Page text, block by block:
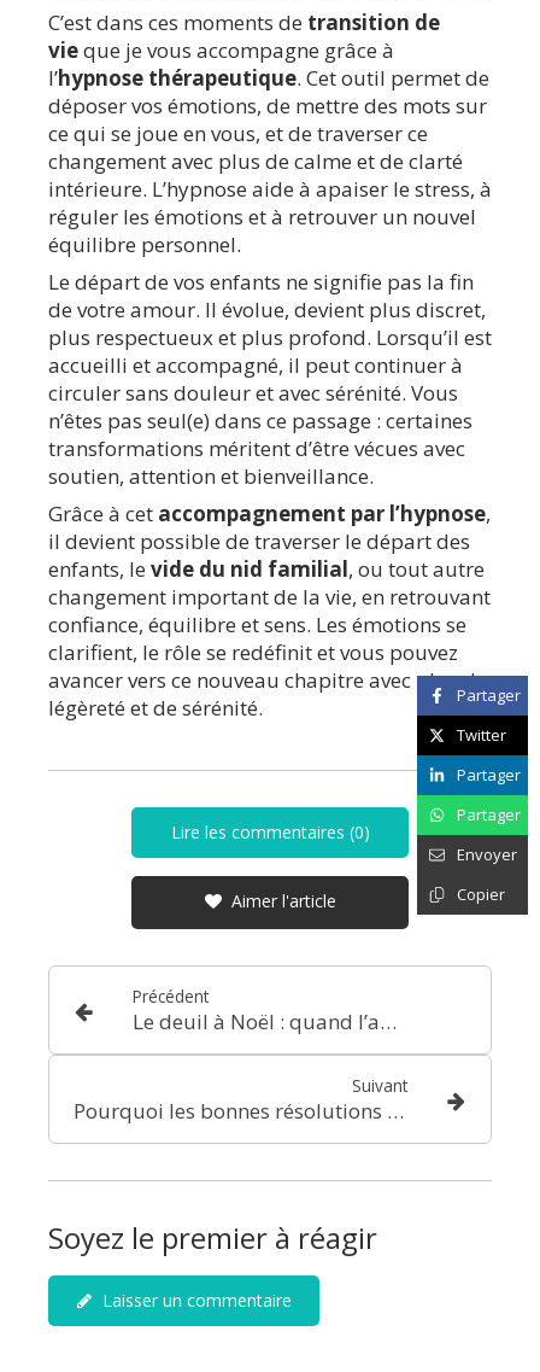
C’est dans ces moments de transition de
vieque je vous accompagne grâce à
l’hypnose thérapeutique. Cet outil permet de
déposer vos émotions, de mettre des mots sur
ce qui se joue en vous, et de traverser ce
changement avec plus de calme et de clarté
intérieure. L’hypnose aide à apaiser le stress, à
réguler les émotions et à retrouver un nouvel
équilibre personnel.
Le départ de vos enfants ne signifie pas la fin
de votre amour. Il évolue, devient plus discret,
plus respectueux et plus profond. Lorsqu’il est
accueilli et accompagné, il peut continuer à
circuler sans douleur et avec sérénité. Vous
n’êtes pas seul(e) dans ce passage : certaines
transformations méritent d’être vécues avec
soutien, attention et bienveillance.
Grâce à cet accompagnement par l’hypnose,
il devient possible de traverser le départ des
enfants, le vide du nid familial, ou tout autre
changement important de la vie, en retrouvant
confiance, équilibre et sens. Les émotions se
clarifient, le rôle se redéfinit et vous pouvez
avancer vers ce nouveau chapitre avec plus de
légèreté et de sérénité.
Lire les commentaires (0)
Aimer l'article
Précédent
Le deuil à Noël : quand l’absence se fait plus présente
Suivant
Pourquoi les bonnes résolutions ne tiennent pas et comment enfin les réussir
Partager
Twitter
Partager
Partager
Envoyer
Copier
Soyez le premier à réagir
Laisser un commentaire